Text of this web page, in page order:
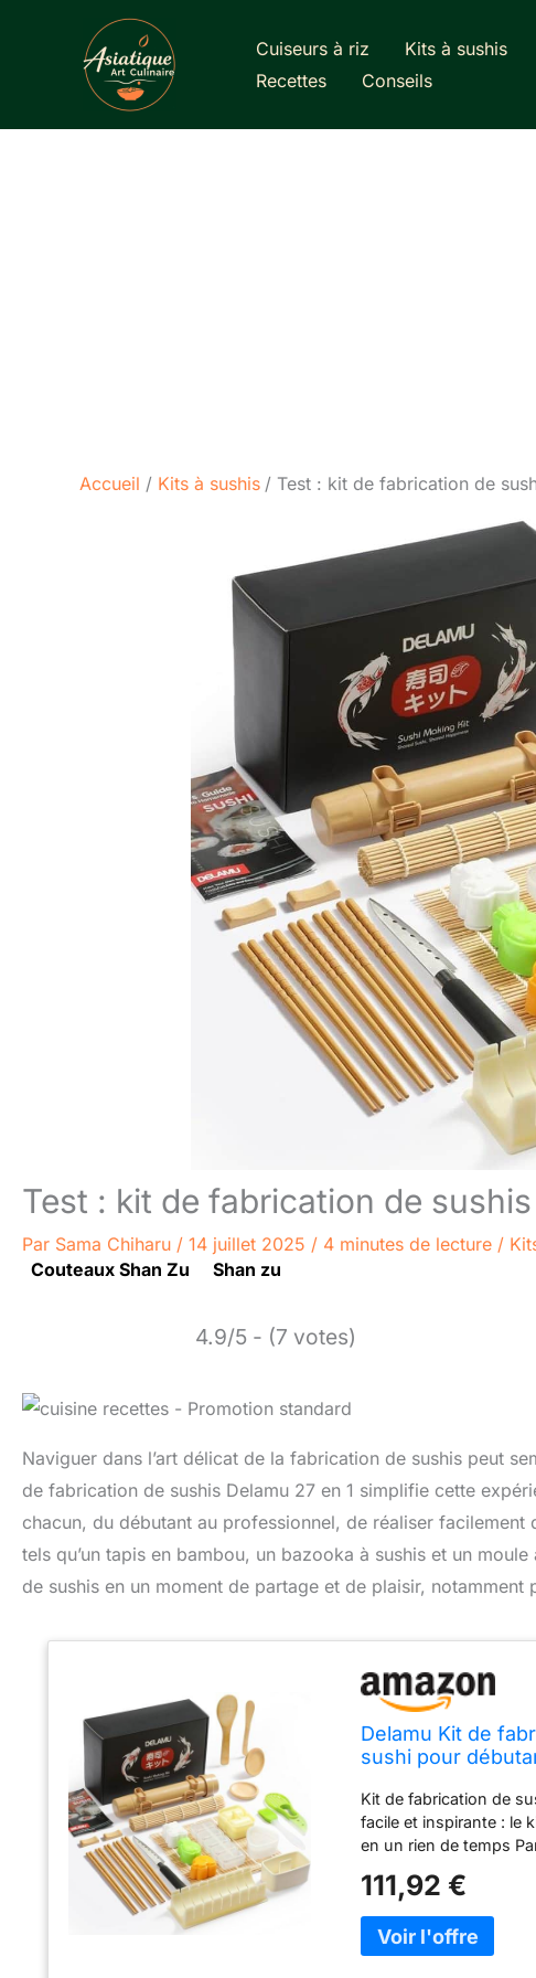
Cuiseurs à riz Kits à sushis
Recettes
Conseils
Accueil Kits à sushis Test : kit de fabrication de
Test : kit de fabrication de sushis
Par Sama Chiharu / 14 juillet 2025 / 4 minutes de lecture /
Couteaux Shan Zu
Shan zu
4.9/5 - (7 votes)
Naviguer dans l’art délicat de la fabrication de sushis peut
de fabrication de sushis Delamu 27 en 1 simplifie cette
chacun, du débutant au professionnel, de réaliser
tels qu’un tapis en bambou, un bazooka à sushis et un
de sushis en un moment de partage et de plaisir, notamment
Delamu Kit de
sushi pour
sushi
Kit de fabrication de
facile et inspirante : le
en un rien de temps
facilement et de
une recrue ? Pas de
profiter de sushis
avoir à les acheter
111,92 €